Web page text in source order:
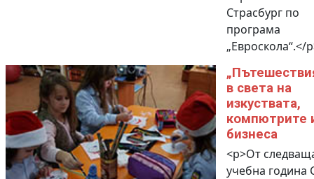
Страсбург по
програма
„Евроскола“.</
в света на
изкуствата,
компютрите
бизнеса
<p>От
учебна година